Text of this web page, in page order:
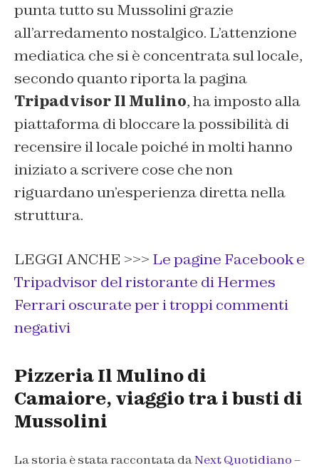
punta tutto su Mussolini grazie
all’arredamento nostalgico. L’attenzione
mediatica che si è concentrata sul locale,
secondo quanto riporta la pagina
Tripadvisor Il Mulino, ha imposto alla
piattaforma di bloccare la possibilità di
recensire il locale poiché in molti hanno
iniziato a scrivere cose che non
riguardano un’esperienza diretta nella
struttura.
LEGGI ANCHE >>> Le pagine Facebook e
Tripadvisor del ristorante di Hermes
Ferrari oscurate per i troppi commenti
negativi
Pizzeria Il Mulino di
Camaiore, viaggio tra i busti di
Mussolini
La storia è stata raccontata daNext Quotidiano –